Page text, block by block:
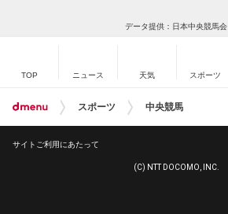
データ提供：日本中央競馬会
TOP ニュース 天気 スポーツ
スポーツ 中央競馬
サイトご利用にあたって
(C) NTT DOCOMO, INC.